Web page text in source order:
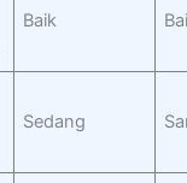
Baik
Sedang